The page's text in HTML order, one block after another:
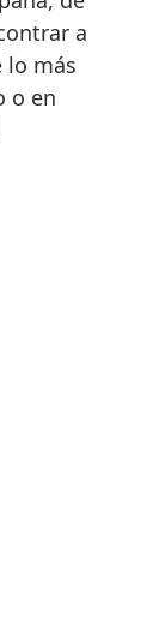
a
lo más
o en